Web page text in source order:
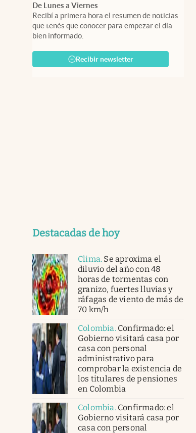
De Lunes a Viernes
Recibí a primera hora el resumen de noticias
que tenés que conocer para empezar el día
bien informado.
Recibir newsletter
Destacadas de hoy
Clima. Se aproxima el
diluvio del año con 48
horas de tormentas con
granizo, fuertes lluvias y
ráfagas de viento de más de
70 km/h
Colombia. Confirmado: el
Gobierno visitará casa por
casa con personal
administrativo para
comprobar la existencia de
los titulares de pensiones
en Colombia
Colombia. Confirmado: el
Gobierno visitará casa por
casa con personal